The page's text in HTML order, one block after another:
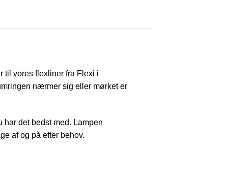
til vores flexliner fra Flexi i
nærmer sig eller mørket er
har det bedst med. Lampen
af og på efter behov.